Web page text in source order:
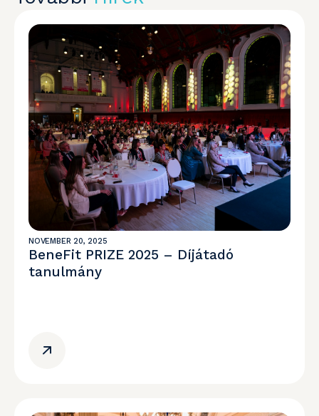
NOVEMBER 20, 2025
BeneFit PRIZE 2025 – Díjátadó
tanulmány